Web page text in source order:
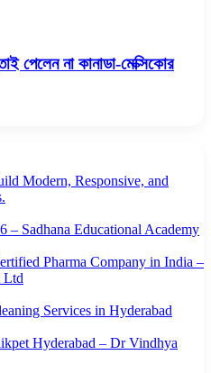
পেলেন না কানাডা-মেক্সিকোর
Modern, Responsive, and
– Sadhana Educational Academy
Pharma Company in India –
Ltd
Services in Hyderabad
Hyderabad – Dr Vindhya